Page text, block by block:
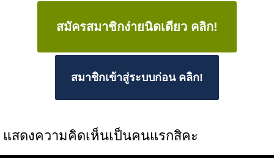
สมัครสมาชิกง่ายนิดเดียว คลิก!
สมาชิกเข้าสู่ระบบก่อน คลิก!
แสดงความคิดเห็นเป็นคนแรกสิคะ